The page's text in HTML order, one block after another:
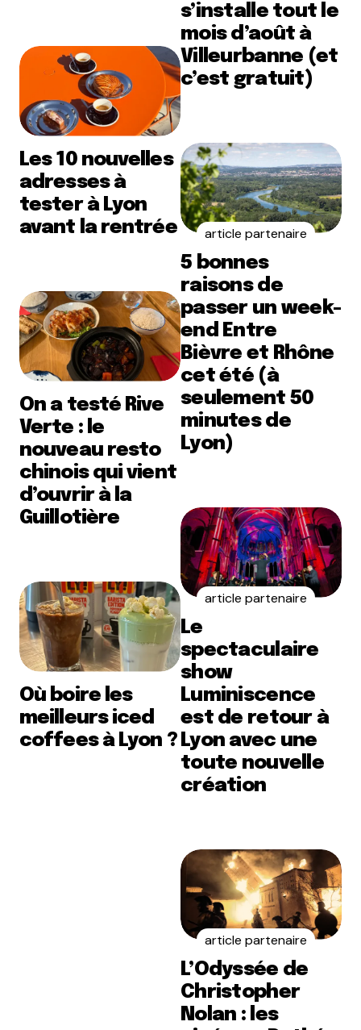
Les 10 nouvelles
adresses à
tester à Lyon
avant la rentrée
On a testé Rive
Verte : le
nouveau resto
chinois qui vient
d’ouvrir à la
Guillotière
Où boire les
meilleurs iced
coffees à Lyon ?
s’installe tout le
mois d’août à
Villeurbanne (et
c’est gratuit)
article partenaire
5 bonnes
raisons de
passer un week-
end Entre
Bièvre et Rhône
cet été (à
seulement 50
minutes de
Lyon)
article partenaire
Le
spectaculaire
show
Luminiscence
est de retour à
Lyon avec une
toute nouvelle
création
article partenaire
L’Odyssée de
Christopher
Nolan : les